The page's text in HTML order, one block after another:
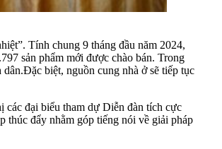
Tính chung 9 tháng đầu năm 2024,
sản phẩm mới được chào bán. Trong
biệt, nguồn cung nhà ở sẽ tiếp tục
các đại biểu tham dự Diễn đàn tích cực
thúc đẩy nhằm góp tiếng nói về giải pháp